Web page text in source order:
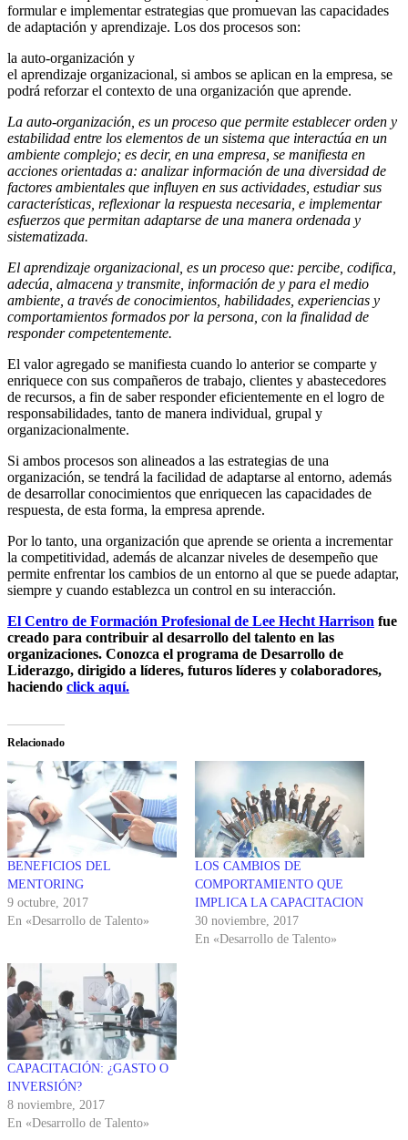
formular e implementar estrategias que promuevan las capacidades
de adaptación y aprendizaje. Los dos procesos son:
la auto-organización y
el aprendizaje organizacional, si ambos se aplican en la empresa, se
podrá reforzar el contexto de una organización que aprende.
La auto-organización, es un proceso que permite establecer orden y
estabilidad entre los elementos de un sistema que interactúa en un
ambiente complejo; es decir, en una empresa, se manifiesta en
acciones orientadas a: analizar información de una diversidad de
factores ambientales que influyen en sus actividades, estudiar sus
características, reflexionar la respuesta necesaria, e implementar
esfuerzos que permitan adaptarse de una manera ordenada y
sistematizada.
El aprendizaje organizacional, es un proceso que: percibe, codifica,
adecúa, almacena y transmite, información de y para el medio
ambiente, a través de conocimientos, habilidades, experiencias y
comportamientos formados por la persona, con la finalidad de
responder competentemente.
El valor agregado se manifiesta cuando lo anterior se comparte y
enriquece con sus compañeros de trabajo, clientes y abastecedores
de recursos, a fin de saber responder eficientemente en el logro de
responsabilidades, tanto de manera individual, grupal y
organizacionalmente.
Si ambos procesos son alineados a las estrategias de una
organización, se tendrá la facilidad de adaptarse al entorno, además
de desarrollar conocimientos que enriquecen las capacidades de
respuesta, de esta forma, la empresa aprende.
Por lo tanto, una organización que aprende se orienta a incrementar
la competitividad, además de alcanzar niveles de desempeño que
permite enfrentar los cambios de un entorno al que se puede adaptar,
siempre y cuando establezca un control en su interacción.
El Centro de Formación Profesional de Lee Hecht Harrison fue
creado para contribuir al desarrollo del talento en las
organizaciones. Conozca el programa de Desarrollo de
Liderazgo, dirigido a líderes, futuros líderes y colaboradores,
haciendo click aquí.
Relacionado
BENEFICIOS DEL
MENTORING
9 octubre, 2017
En «Desarrollo de Talento»
LOS CAMBIOS DE
COMPORTAMIENTO QUE
IMPLICA LA CAPACITACION
30 noviembre, 2017
En «Desarrollo de Talento»
CAPACITACIÓN: ¿GASTO O
INVERSIÓN?
8 noviembre, 2017
En «Desarrollo de Talento»